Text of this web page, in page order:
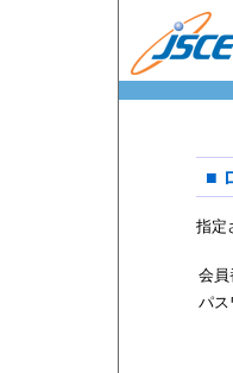
■
指定
会員
パス